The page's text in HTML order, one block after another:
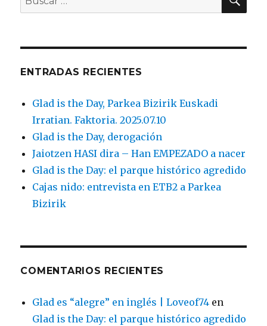
por:
ENTRADAS RECIENTES
Glad is the Day, Parkea Bizirik Euskadi
Irratian. Faktoria. 2025.07.10
Glad is the Day, derogación
Jaiotzen HASI dira – Han EMPEZADO a nacer
Glad is the Day: el parque histórico agredido
Cajas nido: entrevista en ETB2 a Parkea
Bizirik
COMENTARIOS RECIENTES
Glad es “alegre” en inglés | Loveof74 en
Glad is the Day: el parque histórico agredido